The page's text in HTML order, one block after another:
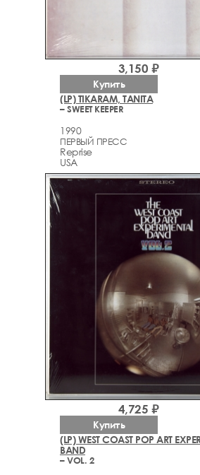
(LP) TIKARAM, TANITA
– SWEET KEEPER
1990
ПЕРВЫЙ ПРЕСС
Reprise
USA
3,150 ₽
Купить
(LP) WEST COAST POP ART
BAND
– VOL. 2
4,725 ₽
Купить